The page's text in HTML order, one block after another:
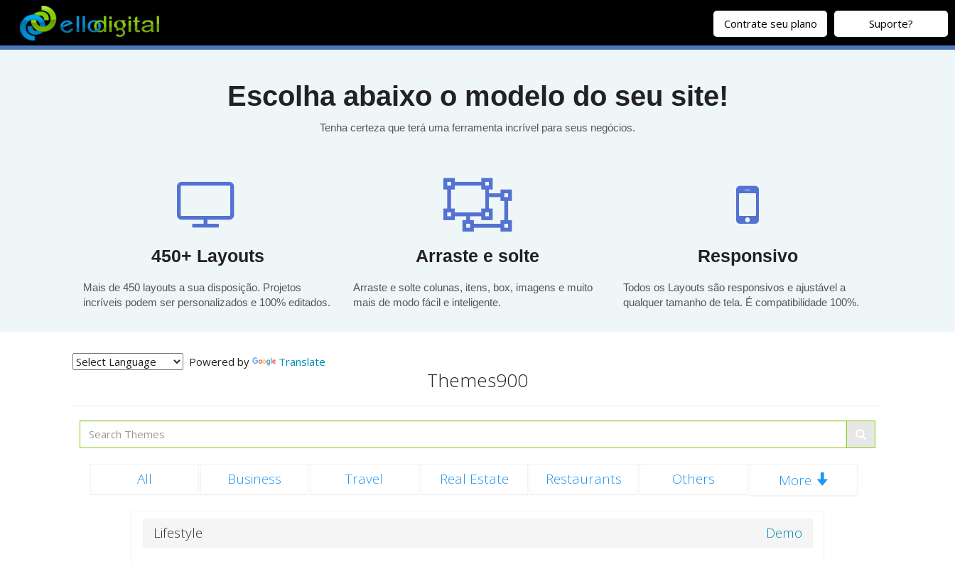
Suporte?
Contrate seu plano
Escolha abaixo o modelo do seu site!
Tenha certeza que terá uma ferramenta incrível para seus negócios.
450+ Layouts
Mais de 450 layouts a sua disposição. Projetos
incríveis podem ser personalizados e 100% editados.
Arraste e solte
Arraste e solte colunas, itens, box, imagens e muito
mais de modo fácil e inteligente.
Responsivo
Todos os Layouts são responsivos e ajustável a
qualquer tamanho de tela. É compatibilidade 100%.
Powered by Translate
Themes900
All Business Travel Real Estate Restaurants Others More
Lifestyle Demo